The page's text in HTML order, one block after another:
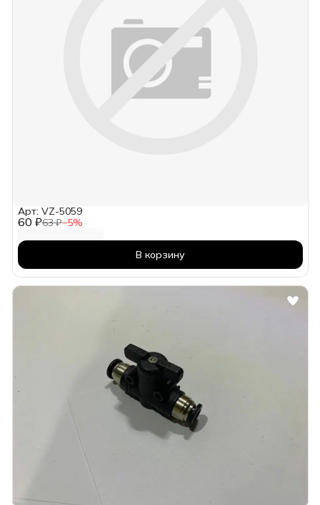
60 ₽63 ₽−5%
Арт: VZ-5059
В корзину